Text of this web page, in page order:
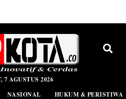
7 AGUSTUS 2026
NASIONAL HUKUM & PERISTIWA